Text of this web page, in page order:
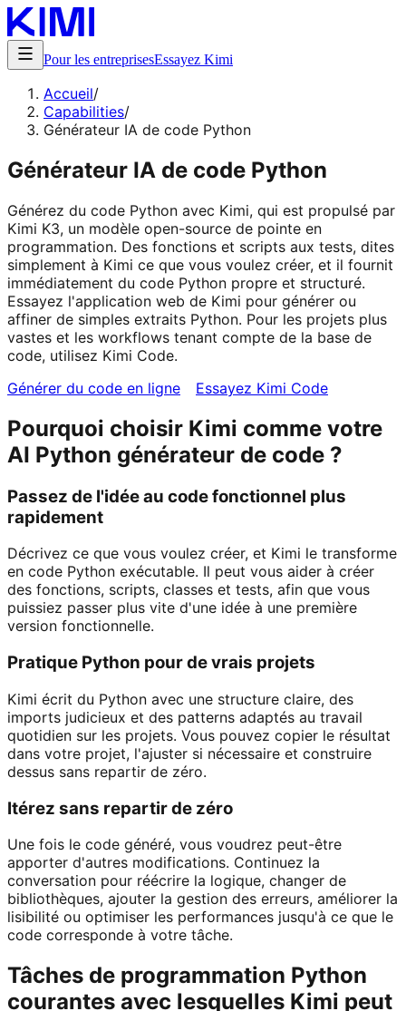
Pour les entreprisesEssayez Kimi
Accueil/
Capabilities/
Générateur IA de code Python
Générateur IA de code Python
Générez du code Python avec Kimi, qui est propulsé par
Kimi K3, un modèle open-source de pointe en
programmation. Des fonctions et scripts aux tests, dites
simplement à Kimi ce que vous voulez créer, et il fournit
immédiatement du code Python propre et structuré.
Essayez l'application web de Kimi pour générer ou
affiner de simples extraits Python. Pour les projets plus
vastes et les workflows tenant compte de la base de
code, utilisez Kimi Code.
Générer du code en ligne
Essayez Kimi Code
Pourquoi choisir Kimi comme votre
AI Python générateur de code ?
Passez de l'idée au code fonctionnel plus
rapidement
Décrivez ce que vous voulez créer, et Kimi le transforme
en code Python exécutable. Il peut vous aider à créer
des fonctions, scripts, classes et tests, afin que vous
puissiez passer plus vite d'une idée à une première
version fonctionnelle.
Pratique Python pour de vrais projets
Kimi écrit du Python avec une structure claire, des
imports judicieux et des patterns adaptés au travail
quotidien sur les projets. Vous pouvez copier le résultat
dans votre projet, l'ajuster si nécessaire et construire
dessus sans repartir de zéro.
Itérez sans repartir de zéro
Une fois le code généré, vous voudrez peut-être
apporter d'autres modifications. Continuez la
conversation pour réécrire la logique, changer de
bibliothèques, ajouter la gestion des erreurs, améliorer la
lisibilité ou optimiser les performances jusqu'à ce que le
code corresponde à votre tâche.
Tâches de programmation Python
courantes avec lesquelles Kimi peut